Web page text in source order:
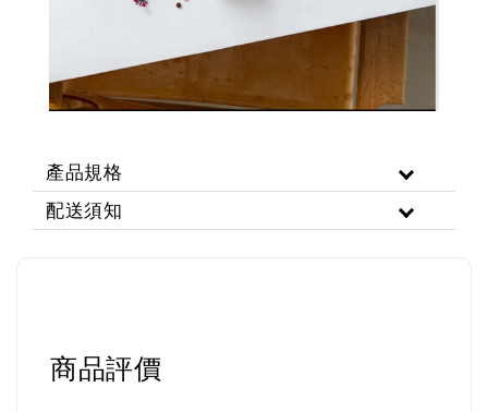
產品規格
配送須知
商品評價